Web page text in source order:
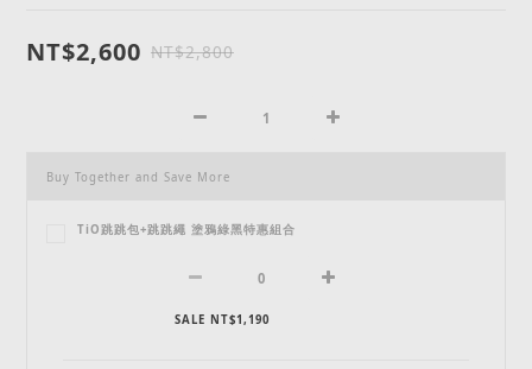
NT$2,600 NT$2,800
Buy Together and Save More
TiO跳跳包+跳跳繩 塗鴉綠黑特惠組合
SALE NT$1,190